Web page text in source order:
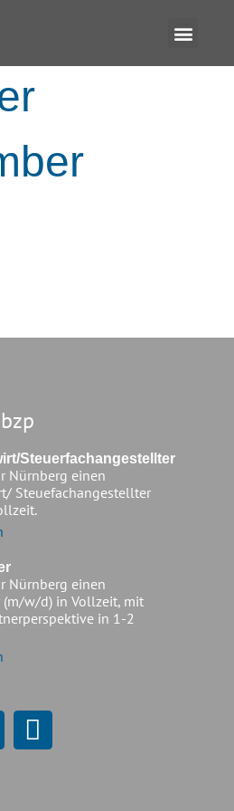
Steuerfachangestellter
Nürnberg einen
Steuefachangestellter
Nürnberg einen
(m/w/d) in Vollzeit, mit
in 1-2